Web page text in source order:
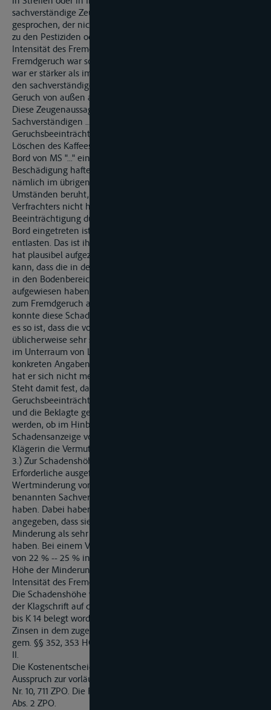
sachverständige Zeuge ... hat von einem Fremdgeruch
gesprochen, der nicht genau zu definieren gewesen ist, aber
zu den Pestiziden oder Herbiziden gehören könnte. Die
Intensität des Fremdgeruches ist unterschiedlich gewesen, der
Fremdgeruch war sowohl außen als auch innen, und außen
war er stärker als im Zentrum des Sackinhaltes. Das lässt für
den sachverständigen Zeugen ... nur den Schluss zu, dass der
Geruch von außen an die Säcke herangekommen ist.
Diese Zeugenaussagen und das Gutachten des
Sachverständigen ... ergeben eindeutig, dass die
Geruchsbeeinträchtigung des Kaffees direkt nach dem
Löschen des Kaffees festgestellt worden ist und somit nur an
Bord von MS "..." eingetreten sein kann. Für diese
Beschädigung haftet die Beklagte. Die Beweisaufnahme hat
nämlich im übrigen nicht ergeben, dass die Beschädigung auf
Umständen beruht, die durch die Sorgfalt eines ordentlichen
Verfrachters nicht hätten abgewendet werden können. Da die
Beeinträchtigung durch den Fremdgeruch unzweifelhaft an
Bord eingetreten ist, hätte es der Beklagten oblegen, sich zu
entlasten. Das ist ihr nicht gelungen. Der Sachverständige ...
hat plausibel aufgezeigt, dass es durchaus so gewesen sein
kann, dass die in der Luke 4 Unterraum, gestauten Container
in den Bodenbereichen unterwärts Verunreinigungen
aufgewiesen haben, und dass diese Verunreinigungen dann
zum Fremdgeruch am Kaffee geführt haben. Der Zeuge ...
konnte diese Schadensursache nicht ausräumen. Auch wenn
es so ist, dass die von der Beklagten benutzten Container
üblicherweise sehr sauber sind, so konnte er doch zu den hier
im Unterraum von Luke 4 gestauten Containern keine
konkreten Angaben machen. An Einzelheiten der Verladung
hat er sich nicht mehr erinnern können.
Steht damit fest, dass die Beschädigung des Kaffes durch
Geruchsbeeinträchtigung an Bord von MS "..." eingetreten ist
und die Beklagte gemäß § 606 HGB haftet, muss nicht vertieft
werden, ob im Hinblick auf den Wortlaut der
Schadensanzeige vom 31. Januar 1994 (Anl. K 18) zu Lasten der
Klägerin die Vermutung aus § 611 Abs. 3 HGB einschlägig ist.
3.) Zur Schadenshöhe hat das Landgericht bereits das
Erforderliche ausgeführt. Auszugehen ist von einer
Wertminderung von 7 %, auf die sich die von beiden Seiten
benannten Sachverständigen ... und Henneke ... verständigt
haben. Dabei haben beide Sachverständige übereinstimmend
angegeben, dass sie diese von der Firma ... reklamierte
Minderung als sehr niedrig und sehr günstig angesehen
haben. Bei einem Verkauf der Partien wäre eine Minderung
von 22 % -- 25 % in Betracht gekommen. Demgemäß lässt die
Höhe der Minderung auch keinen Rückschluss auf die
Intensität des Fremdgeruchs zu.
Die Schadenshöhe von DM 82.290,92 ist von der Klägerin in
der Klagschrift auf den Seiten 7 bis 11 sowie den Anlagen K 9
bis K 14 belegt worden.
Zinsen in dem zugesprochenen Umfang stehen der Klägerin
gem. §§ 352, 353 HGB zu.
II.
Die Kostenentscheidung beruht auf § 97 Abs. 1 ZPO. Der
Ausspruch zur vorläufigen Vollstreckbarkeit entspricht §§ 708
Nr. 10, 711 ZPO. Die Festsetzung der Beschwer folgt aus § 546
Abs. 2 ZPO.